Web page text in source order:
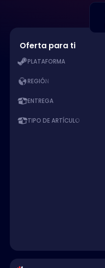
Oferta para ti
PLATAFORMA
REGIÓN
ENTREGA
TIPO DE ARTÍCULO